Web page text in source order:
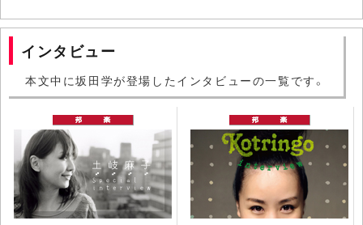
インタビュー
本文中に坂田学が登場したインタビューの一覧です。